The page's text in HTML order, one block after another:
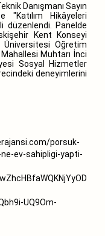
Danışmanı Sayın
"Katılım Hikâyeleri
düzenlendi. Panelde
Kent Konseyi
Üniversitesi Öğretim
Muhtarı İnci
Sosyal Hizmetler
deneyimlerini
porsuk-
ev-sahipligi-yapti-
UQ9Om-